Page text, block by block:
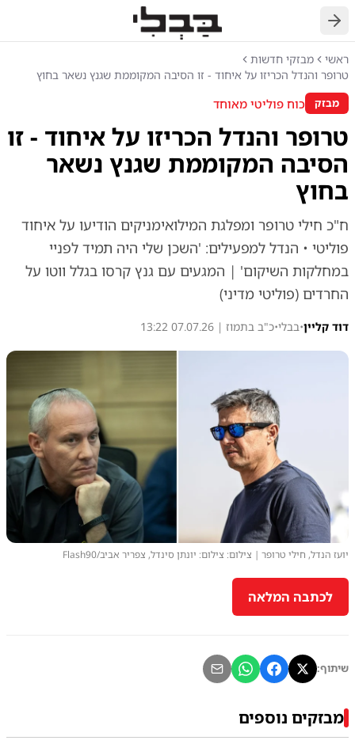
חזרה
ראשי
מבזקי חדשות
טרופר והנדל הכריזו על איחוד - זו הסיבה המקוממת שגנץ נשאר בחוץ
מבזק כוח פוליטי מאוחד
טרופר והנדל הכריזו על איחוד - זו
הסיבה המקוממת שגנץ נשאר
בחוץ
ח"כ חילי טרופר ומפלגת המילואימניקים הודיעו על איחוד
פוליטי • הנדל למפעילים: 'השכן שלי היה תמיד לפניי
במחלקות השיקום' | המגעים עם גנץ קרסו בגלל ווטו על
החרדים (פוליטי מדיני)
דוד קליין•בבלי•כ"ב בתמוז | 07.07.26 13:22
יועז הנדל, חילי טרופר | צילום: צילום: יונתן סינדל, צפריר אביב/Flash90
לכתבה המלאה
שיתוף:
מבזקים נוספים